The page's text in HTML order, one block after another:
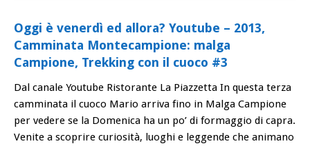
Oggi è venerdì ed allora? Youtube – 2013,
Camminata Montecampione: malga
Campione, Trekking con il cuoco #3
Dal canale Youtube Ristorante La Piazzetta In questa terza
camminata il cuoco Mario arriva fino in Malga Campione
per vedere se la Domenica ha un po’ di formaggio di capra.
Venite a scoprire curiosità, luoghi e leggende che animano